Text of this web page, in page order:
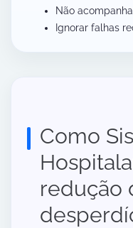
Não
Ignorar falhas
Como
redução